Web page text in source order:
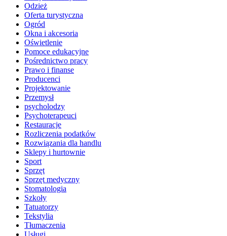
Odzież
Oferta turystyczna
Ogród
Okna i akcesoria
Oświetlenie
Pomoce edukacyjne
Pośrednictwo pracy
Prawo i finanse
Producenci
Projektowanie
Przemysł
psycholodzy
Psychoterapeuci
Restauracje
Rozliczenia podatków
Rozwiązania dla handlu
Sklepy i hurtownie
Sport
Sprzęt
Sprzęt medyczny
Stomatologia
Szkoły
Tatuatorzy
Tekstylia
Tłumaczenia
Usługi